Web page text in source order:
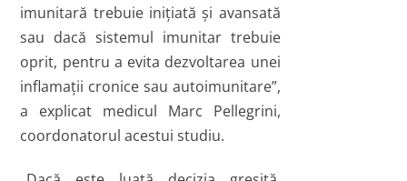
imunitară trebuie iniţiată şi avansată
sau dacă sistemul imunitar trebuie
oprit, pentru a evita dezvoltarea unei
inflamaţii cronice sau autoimunitare”,
a explicat medicul Marc Pellegrini,
coordonatorul acestui studiu.